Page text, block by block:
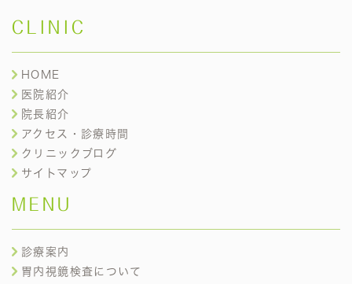
CLINIC
HOME
医院紹介
院長紹介
アクセス・診療時間
クリニックブログ
サイトマップ
MENU
診療案内
胃内視鏡検査について